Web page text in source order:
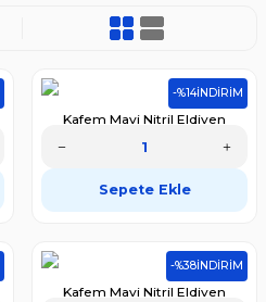
-%14İNDİRİM
Kafem Mavi Nitril Eldiven
Pudrasız (S) 100 Adet X 5 Paket
1.196,69 TL
Sepete Ekle
-%38İNDİRİM
Kafem Mavi Nitril Eldiven